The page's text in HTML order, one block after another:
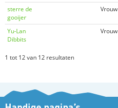
sterre de
gooijer
Vrouw
Yu-Lan
Dibbits
Vrouw
1 tot 12 van 12 resultaten